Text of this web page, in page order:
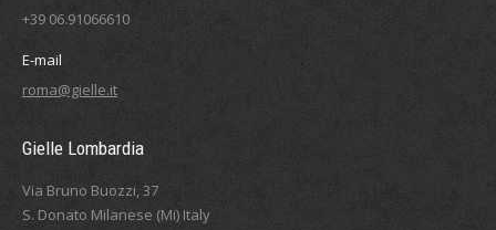
+39 06.91066610
E-mail
roma@gielle.it
Gielle Lombardia
Via Bruno Buozzi, 37
S. Donato Milanese (Mi) Italy